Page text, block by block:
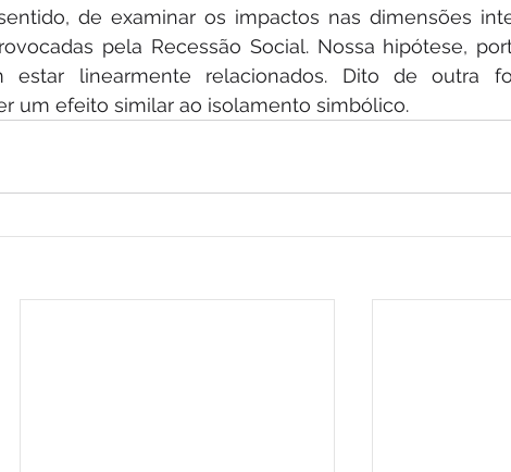
de examinar os impactos nas dimensões
pela Recessão Social. Nossa hipótese,
linearmente relacionados. Dito de outra
um efeito similar ao isolamento simbólico.